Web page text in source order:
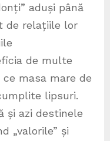
aduși până
de relațiile lor
de multe
masa mare de
lipsuri.
și azi destinele
„valorile” și